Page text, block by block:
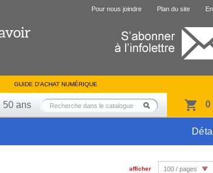
Pour nous joindre Plan du site
GUIDE D’ACHAT NUMÉRIQUE
50 ans 0
afficher 100 / pages